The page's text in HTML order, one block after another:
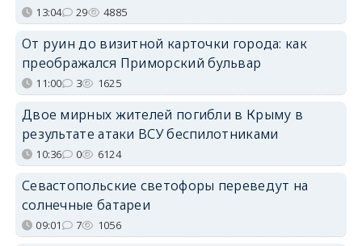
13:04 29 4885
От руин до визитной карточки города: как
преображался Приморский бульвар
11:00 3 1625
Двое мирных жителей погибли в Крыму в
результате атаки ВСУ беспилотниками
10:36 0 6124
Севастопольские светофоры переведут на
солнечные батареи
09:01 7 1056